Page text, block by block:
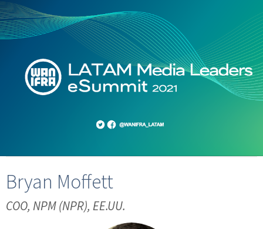
Bryan Moffett
COO, NPM (NPR), EE.UU.